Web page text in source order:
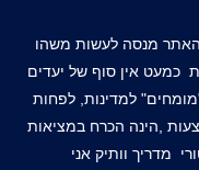
אתר תורפורלס הינו מיזם שהוקם ב-1994 האתר מנסה לעשות משהו
כמעט אין סוף של יעדים
למדינות, לפחות
,הינה הכרח במציאות
מדריך וותיק אני